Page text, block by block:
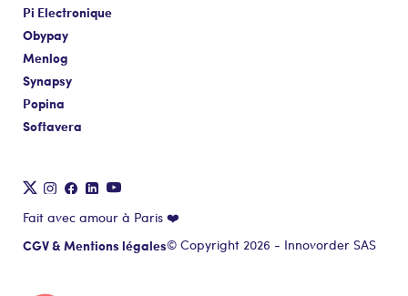
Pi Electronique
Obypay
Menlog
Synapsy
Popina
Softavera
Fait avec amour à Paris ❤️
CGV & Mentions légales© Copyright 2026 - Innovorder SAS
us!
!
bothering you, but we would like to accompany you on your